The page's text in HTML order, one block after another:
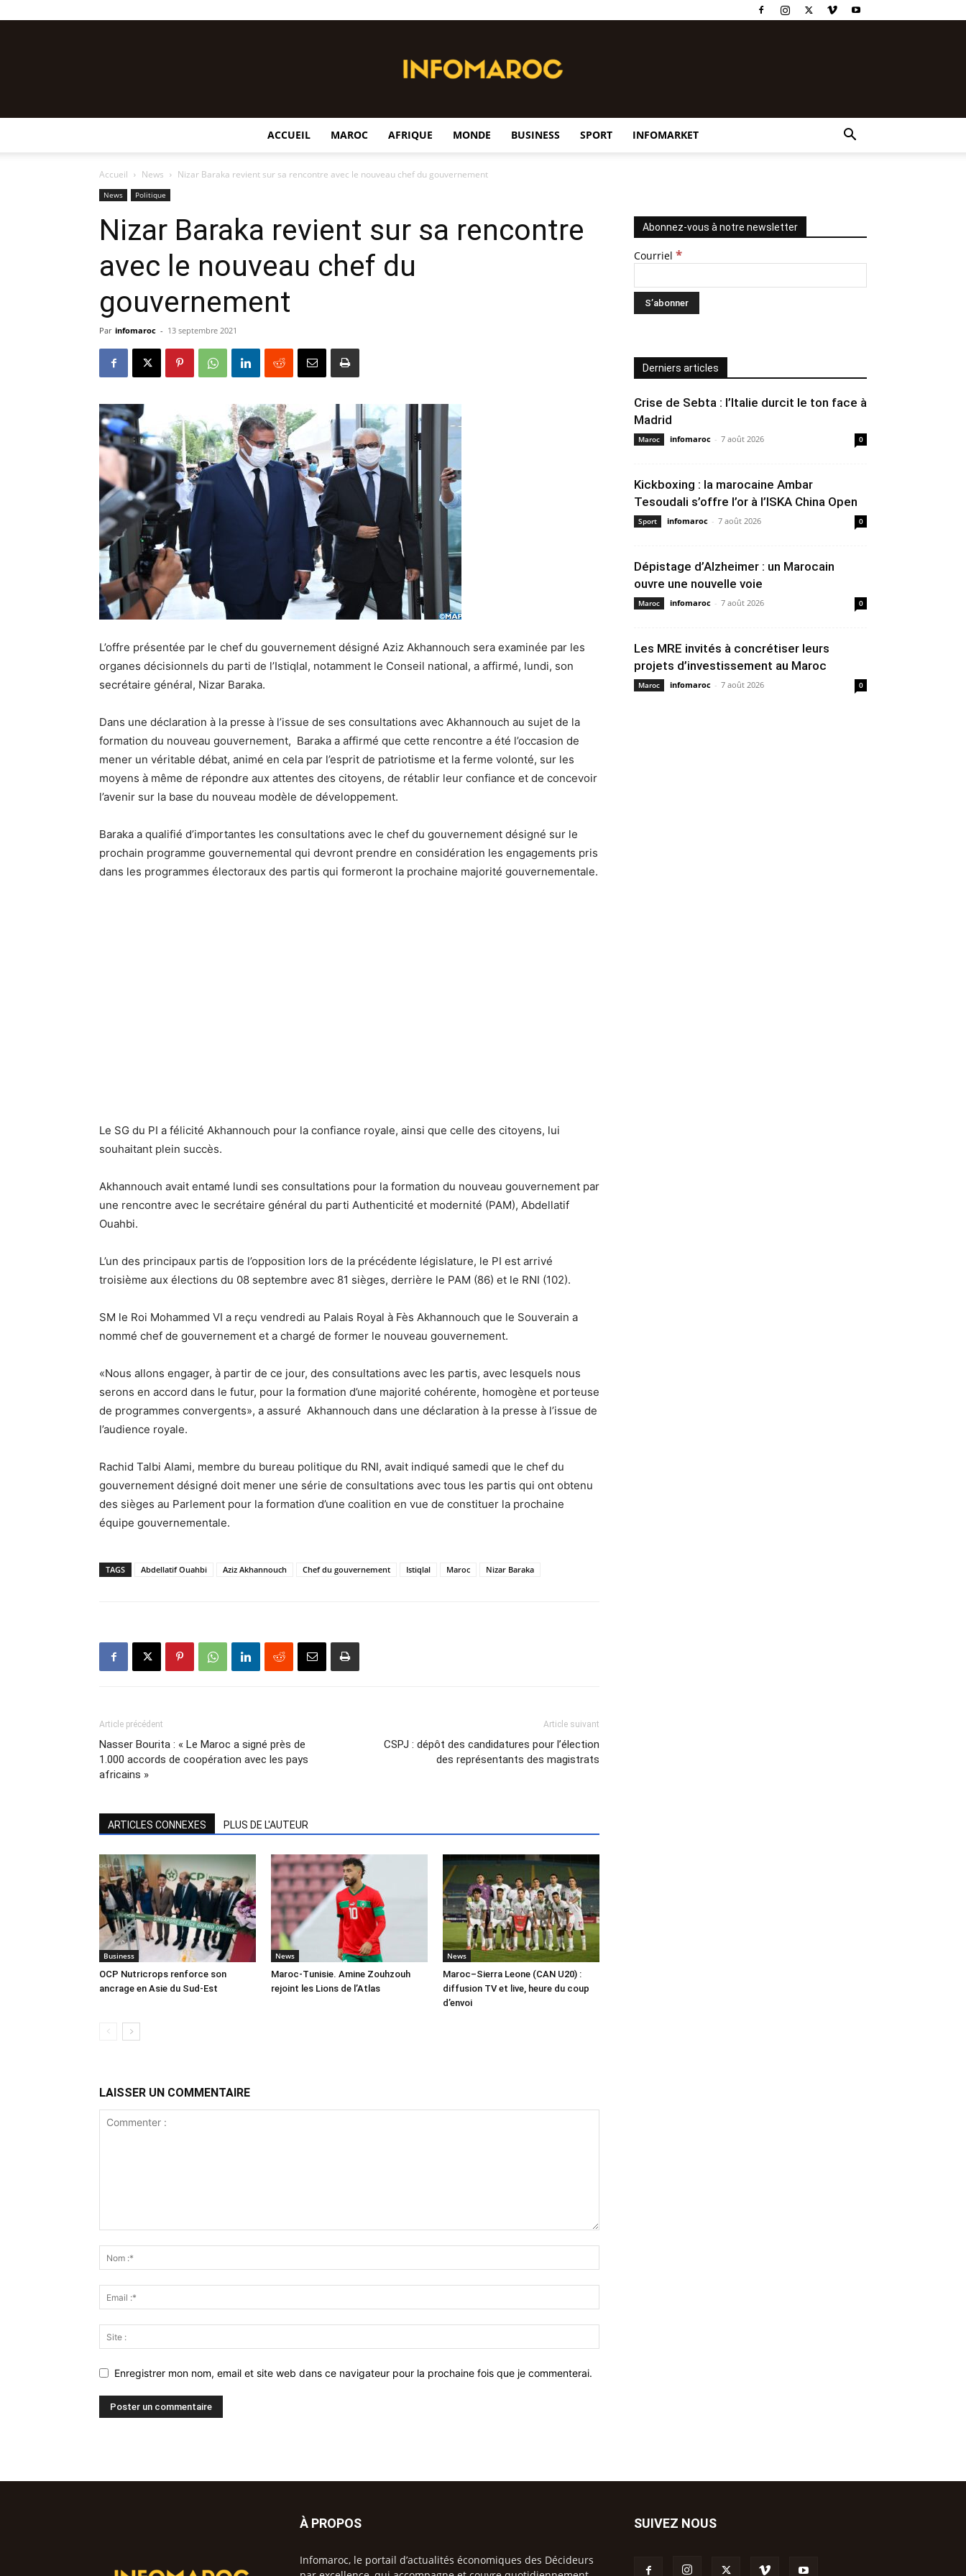
ACCUEIL MAROC AFRIQUE MONDE BUSINESS SPORT INFOMARKET
Accueil News Nizar Baraka revient sur sa rencontre avec le nouveau chef du gouvernement
News Politique
Nizar Baraka revient sur sa rencontre
avec le nouveau chef du
gouvernement
Par infomaroc - 13 septembre 2021
L’offre présentée par le chef du gouvernement désigné Aziz Akhannouch sera examinée par les
organes décisionnels du parti de l’Istiqlal, notamment le Conseil national, a affirmé, lundi, son
secrétaire général, Nizar Baraka.
Dans une déclaration à la presse à l’issue de ses consultations avec Akhannouch au sujet de la
formation du nouveau gouvernement, Baraka a affirmé que cette rencontre a été l’occasion de
mener un véritable débat, animé en cela par l’esprit de patriotisme et la ferme volonté, sur les
moyens à même de répondre aux attentes des citoyens, de rétablir leur confiance et de concevoir
l’avenir sur la base du nouveau modèle de développement.
Baraka a qualifié d’importantes les consultations avec le chef du gouvernement désigné sur le
prochain programme gouvernemental qui devront prendre en considération les engagements pris
dans les programmes électoraux des partis qui formeront la prochaine majorité gouvernementale.
Le SG du PI a félicité Akhannouch pour la confiance royale, ainsi que celle des citoyens, lui
souhaitant plein succès.
Akhannouch avait entamé lundi ses consultations pour la formation du nouveau gouvernement par
une rencontre avec le secrétaire général du parti Authenticité et modernité (PAM), Abdellatif
Ouahbi.
L’un des principaux partis de l’opposition lors de la précédente législature, le PI est arrivé
troisième aux élections du 08 septembre avec 81 sièges, derrière le PAM (86) et le RNI (102).
SM le Roi Mohammed VI a reçu vendredi au Palais Royal à Fès Akhannouch que le Souverain a
nommé chef de gouvernement et a chargé de former le nouveau gouvernement.
«Nous allons engager, à partir de ce jour, des consultations avec les partis, avec lesquels nous
serons en accord dans le futur, pour la formation d’une majorité cohérente, homogène et porteuse
de programmes convergents», a assuré Akhannouch dans une déclaration à la presse à l’issue de
l’audience royale.
Rachid Talbi Alami, membre du bureau politique du RNI, avait indiqué samedi que le chef du
gouvernement désigné doit mener une série de consultations avec tous les partis qui ont obtenu
des sièges au Parlement pour la formation d’une coalition en vue de constituer la prochaine
équipe gouvernementale.
TAGS Abdellatif Ouahbi Aziz Akhannouch Chef du gouvernement Istiqlal Maroc Nizar Baraka
Article précédent
Nasser Bourita : « Le Maroc a signé près de
1.000 accords de coopération avec les pays
africains »
Article suivant
CSPJ : dépôt des candidatures pour l’élection
des représentants des magistrats
ARTICLES CONNEXES PLUS DE L'AUTEUR
Business
OCP Nutricrops renforce son
ancrage en Asie du Sud-Est
News
Maroc-Tunisie. Amine Zouhzouh
rejoint les Lions de l’Atlas
News
Maroc–Sierra Leone (CAN U20) :
diffusion TV et live, heure du coup
d’envoi
LAISSER UN COMMENTAIRE
Enregistrer mon nom, email et site web dans ce navigateur pour la prochaine fois que je commenterai.
Abonnez-vous à notre newsletter
Courriel *
Derniers articles
Crise de Sebta : l’Italie durcit le ton face à
Madrid
Maroc infomaroc - 7 août 2026 0
Kickboxing : la marocaine Ambar
Tesoudali s’offre l’or à l’ISKA China Open
Sport infomaroc - 7 août 2026 0
Dépistage d’Alzheimer : un Marocain
ouvre une nouvelle voie
Maroc infomaroc - 7 août 2026 0
Les MRE invités à concrétiser leurs
projets d’investissement au Maroc
Maroc infomaroc - 7 août 2026 0
À PROPOS
Infomaroc, le portail d’actualités économiques des Décideurs
SUIVEZ NOUS